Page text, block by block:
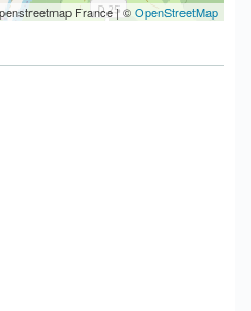
France | ©OpenStreetMap